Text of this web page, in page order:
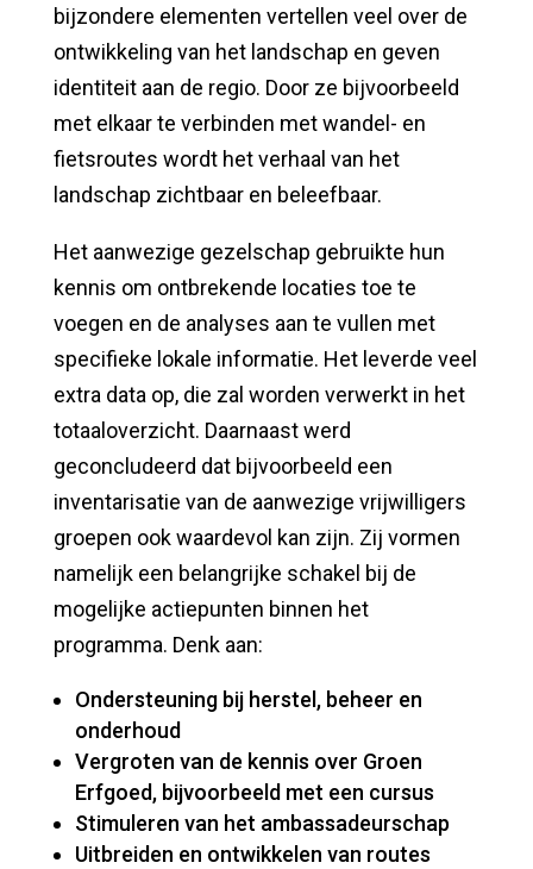
bijzondere elementen vertellen veel over de
ontwikkeling van het landschap en geven
identiteit aan de regio. Door ze bijvoorbeeld
met elkaar te verbinden met wandel- en
fietsroutes wordt het verhaal van het
landschap zichtbaar en beleefbaar.
Het aanwezige gezelschap gebruikte hun
kennis om ontbrekende locaties toe te
voegen en de analyses aan te vullen met
specifieke lokale informatie. Het leverde veel
extra data op, die zal worden verwerkt in het
totaaloverzicht. Daarnaast werd
geconcludeerd dat bijvoorbeeld een
inventarisatie van de aanwezige vrijwilligers
groepen ook waardevol kan zijn. Zij vormen
namelijk een belangrijke schakel bij de
mogelijke actiepunten binnen het
programma. Denk aan:
Ondersteuning bij herstel, beheer en
onderhoud
Vergroten van de kennis over Groen
Erfgoed, bijvoorbeeld met een cursus
Stimuleren van het ambassadeurschap
Uitbreiden en ontwikkelen van routes